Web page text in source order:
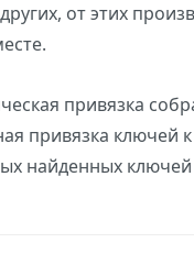
от этих
привязка
привязка ключей
найденных